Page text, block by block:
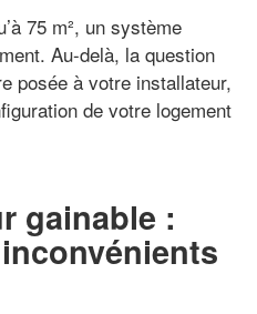
75 m², un système
Au-delà, la question
posée à votre installateur,
de votre logement
gainable :